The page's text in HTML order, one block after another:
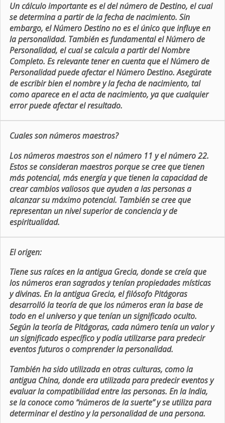
Un cálculo importante es el del número de Destino, el cual
se determina a partir de la fecha de nacimiento. Sin
embargo, el Número Destino no es el único que influye en
la personalidad. También es fundamental el Número de
Personalidad, el cual se calcula a partir del Nombre
Completo. Es relevante tener en cuenta que el Número de
Personalidad puede afectar el Número Destino. Asegúrate
de escribir bien el nombre y la fecha de nacimiento, tal
como aparece en el acta de nacimiento, ya que cualquier
error puede afectar el resultado.
Cuales son números maestros?
Los números maestros son el número 11 y el número 22.
Estos se consideran maestros porque se cree que tienen
más potencial, más energía y que tienen la capacidad de
crear cambios valiosos que ayuden a las personas a
alcanzar su máximo potencial. También se cree que
representan un nivel superior de conciencia y de
espiritualidad.
El origen:
Tiene sus raíces en la antigua Grecia, donde se creía que
los números eran sagrados y tenían propiedades místicas
y divinas. En la antigua Grecia, el filósofo Pitágoras
desarrolló la teoría de que los números eran la base de
todo en el universo y que tenían un significado oculto.
Según la teoría de Pitágoras, cada número tenía un valor y
un significado específico y podía utilizarse para predecir
eventos futuros o comprender la personalidad.
También ha sido utilizada en otras culturas, como la
antigua China, donde era utilizada para predecir eventos y
evaluar la compatibilidad entre las personas. En la India,
se la conoce como “números de la suerte” y se utiliza para
determinar el destino y la personalidad de una persona.